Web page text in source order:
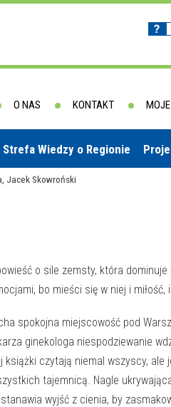
O NAS KONTAKT
Strefa Wiedzy o Regionie
Jacek Skowroński
o sile zemsty, która
bo mieści się w niej i
spokojna miejscowość pod
ginekologa niespodziewanie
książki czytają niemal wszyscy, ale
tajemnicą. Nagle
wyjść z cienia, by